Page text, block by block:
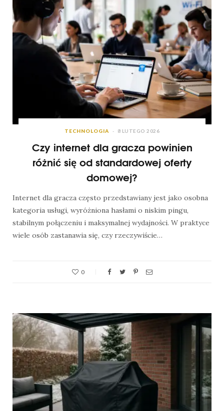
TECHNOLOGIA 8 LUTEGO 2026
Czy internet dla gracza powinien
różnić się od standardowej oferty
domowej?
Internet dla gracza często przedstawiany jest jako osobna
kategoria usługi, wyróżniona hasłami o niskim pingu,
stabilnym połączeniu i maksymalnej wydajności. W praktyce
wiele osób zastanawia się, czy rzeczywiście…
0